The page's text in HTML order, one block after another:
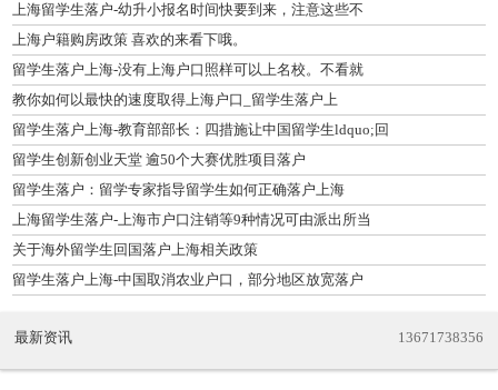
上海留学生落户-幼升小报名时间快要到来，注意这些不
上海户籍购房政策 喜欢的来看下哦。
留学生落户上海-没有上海户口照样可以上名校。不看就
教你如何以最快的速度取得上海户口_留学生落户上
留学生落户上海-教育部部长：四措施让中国留学生ldquo;回
留学生创新创业天堂 逾50个大赛优胜项目落户
留学生落户：留学专家指导留学生如何正确落户上海
上海留学生落户-上海市户口注销等9种情况可由派出所当
关于海外留学生回国落户上海相关政策
留学生落户上海-中国取消农业户口，部分地区放宽落户
最新资讯 13671738356